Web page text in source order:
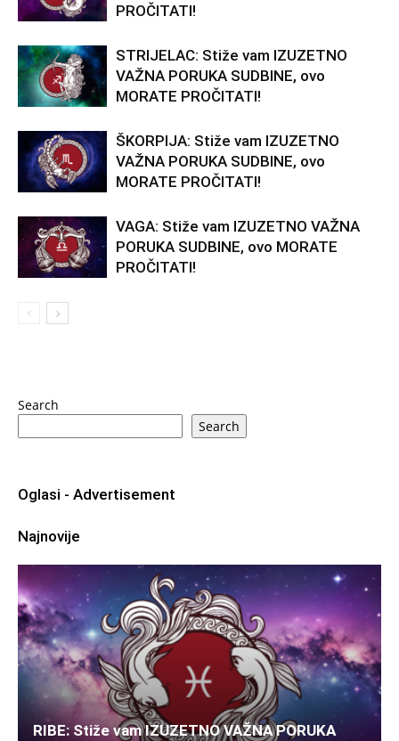
PROČITATI!
STRIJELAC: Stiže vam IZUZETNO
VAŽNA PORUKA SUDBINE, ovo
MORATE PROČITATI!
ŠKORPIJA: Stiže vam IZUZETNO
VAŽNA PORUKA SUDBINE, ovo
MORATE PROČITATI!
VAGA: Stiže vam IZUZETNO VAŽNA
PORUKA SUDBINE, ovo MORATE
PROČITATI!
Search
Search
Oglasi - Advertisement
Najnovije
RIBE: Stiže vam IZUZETNO VAŽNA PORUKA